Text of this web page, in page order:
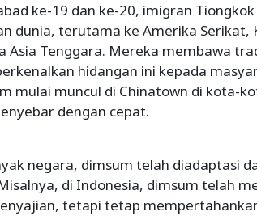
ke-19 dan ke-20, imigran
dunia, terutama ke Amerika Serikat,
Asia Tenggara. Mereka membawa
hidangan ini kepada
mulai muncul di Chinatown di kota-
dengan cepat.
negara, dimsum telah diadaptasi
di Indonesia, dimsum telah
tetapi tetap